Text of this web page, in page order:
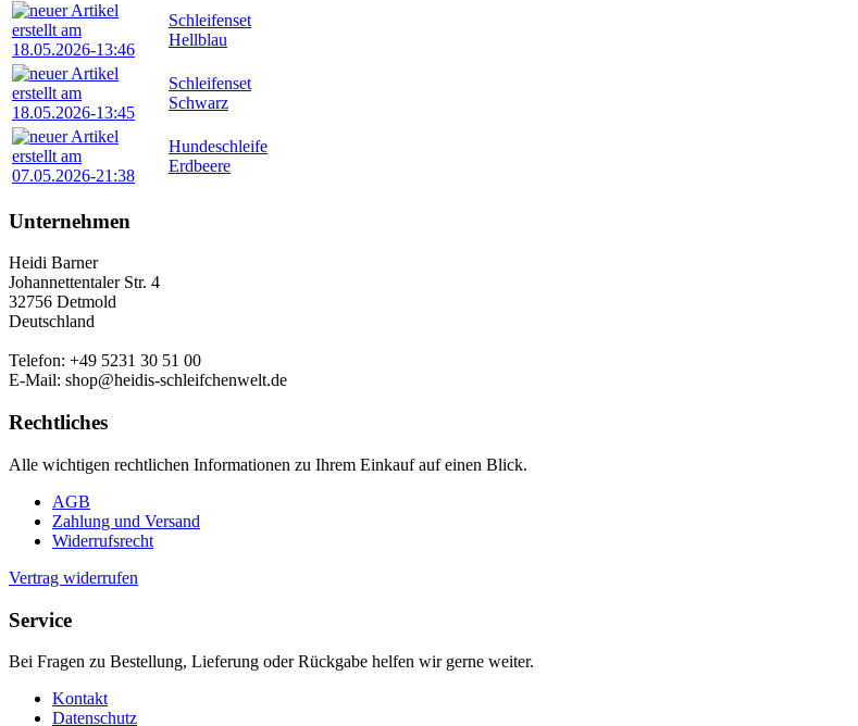
Schleifenset
Hellblau
Schleifenset
Schwarz
Hundeschleife
Erdbeere
Unternehmen
Heidi Barner
Johannettentaler Str. 4
32756 Detmold
Deutschland
Telefon: +49 5231 30 51 00
E-Mail: shop@heidis-schleifchenwelt.de
Rechtliches
Alle wichtigen rechtlichen Informationen zu Ihrem Einkauf auf einen Blick.
AGB
Zahlung und Versand
Widerrufsrecht
Vertrag widerrufen
Service
Bei Fragen zu Bestellung, Lieferung oder Rückgabe helfen wir gerne weiter.
Kontakt
Datenschutz